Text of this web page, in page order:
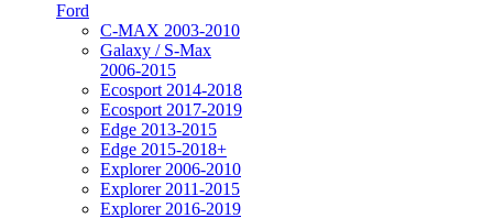
Ford
C-MAX 2003-2010
Galaxy / S-Max
2006-2015
Ecosport 2014-2018
Ecosport 2017-2019
Edge 2013-2015
Edge 2015-2018+
Explorer 2006-2010
Explorer 2011-2015
Explorer 2016-2019